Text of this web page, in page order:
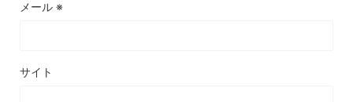
メール ※
サイト